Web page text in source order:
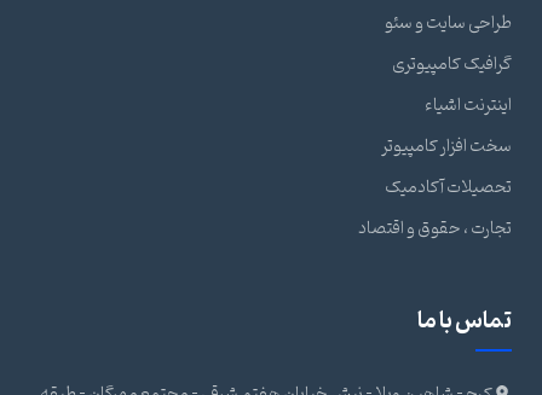
طراحی سایت و سئو
گرافیک کامپیوتری
اینترنت اشیاء
سخت افزار کامپیوتر
تحصیلات آکادمیک
تجارت ، حقوق و اقتصاد
تماس با ما